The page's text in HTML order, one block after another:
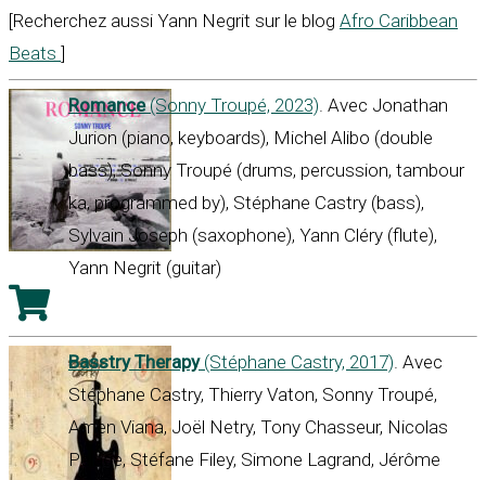
[Recherchez aussi Yann Negrit sur le blog Afro Caribbean
Beats ]
Romance(Sonny Troupé, 2023). Avec Jonathan
Jurion (piano, keyboards), Michel Alibo (double
bass), Sonny Troupé (drums, percussion, tambour
ka, programmed by), Stéphane Castry (bass),
Sylvain Joseph (saxophone), Yann Cléry (flute),
Yann Negrit (guitar)
Basstry Therapy(Stéphane Castry, 2017). Avec
Stéphane Castry, Thierry Vaton, Sonny Troupé,
Amen Viana, Joël Netry, Tony Chasseur, Nicolas
Pelage, Stéfane Filey, Simone Lagrand, Jérôme